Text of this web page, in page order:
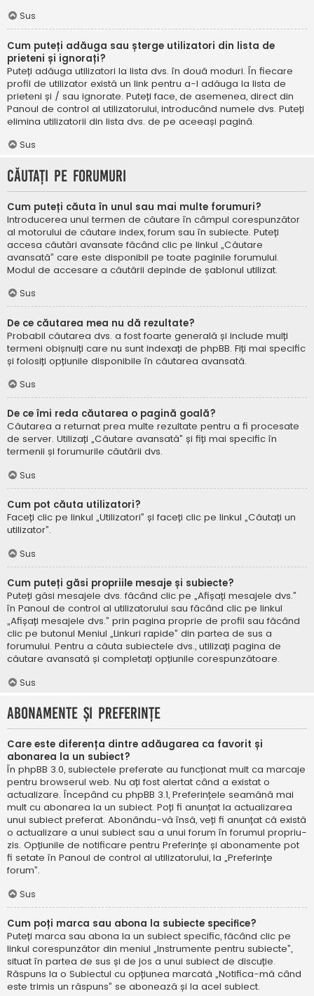
Sus
Cum puteți adăuga sau șterge utilizatori din lista de
prieteni și ignorați?
Puteți adăuga utilizatori la lista dvs. în două moduri. În fiecare
profil de utilizator există un link pentru a-l adăuga la lista de
prieteni și / sau ignorate. Puteți face, de asemenea, direct din
Panoul de control al utilizatorului, introducând numele dvs. Puteți
elimina utilizatorii din lista dvs. de pe aceeași pagină.
Sus
Căutați pe forumuri
Cum puteți căuta în unul sau mai multe forumuri?
Introducerea unui termen de căutare în câmpul corespunzător
al motorului de căutare index, forum sau în subiecte. Puteți
accesa căutări avansate făcând clic pe linkul „Căutare
avansată” care este disponibil pe toate paginile forumului.
Modul de accesare a căutării depinde de șablonul utilizat.
Sus
De ce căutarea mea nu dă rezultate?
Probabil căutarea dvs. a fost foarte generală și include mulți
termeni obișnuiți care nu sunt indexați de phpBB. Fiți mai specific
și folosiți opțiunile disponibile în căutarea avansată.
Sus
De ce îmi reda căutarea o pagină goală?
Căutarea a returnat prea multe rezultate pentru a fi procesate
de server. Utilizați „Căutare avansată” și fiți mai specific în
termenii și forumurile căutării dvs.
Sus
Cum pot căuta utilizatori?
Faceți clic pe linkul „Utilizatori” și faceți clic pe linkul „Căutați un
utilizator”.
Sus
Cum puteți găsi propriile mesaje și subiecte?
Puteți găsi mesajele dvs. făcând clic pe „Afișați mesajele dvs.”
în Panoul de control al utilizatorului sau făcând clic pe linkul
„Afișați mesajele dvs.” prin pagina proprie de profil sau făcând
clic pe butonul Meniul „Linkuri rapide” din partea de sus a
forumului. Pentru a căuta subiectele dvs., utilizați pagina de
căutare avansată și completați opțiunile corespunzătoare.
Sus
Abonamente și Preferințe
Care este diferența dintre adăugarea ca favorit și
abonarea la un subiect?
În phpBB 3.0, subiectele preferate au funcționat mult ca marcaje
pentru browserul web. Nu ați fost alertat când a existat o
actualizare. Începând cu phpBB 3.1, Preferințele seamănă mai
mult cu abonarea la un subiect. Poți fi anunțat la actualizarea
unui subiect preferat. Abonându-vă însă, veți fi anunțat că există
o actualizare a unui subiect sau a unui forum în forumul propriu-
zis. Opțiunile de notificare pentru Preferințe și abonamente pot
fi setate în Panoul de control al utilizatorului, la „Preferințe
forum”.
Sus
Cum poți marca sau abona la subiecte specifice?
Puteți marca sau abona la un subiect specific, făcând clic pe
linkul corespunzător din meniul „Instrumente pentru subiecte”,
situat în partea de sus și de jos a unui subiect de discuție.
Răspuns la o Subiectul cu opțiunea marcată „Notifica-mă când
este trimis un răspuns” se abonează și la acel subiect.